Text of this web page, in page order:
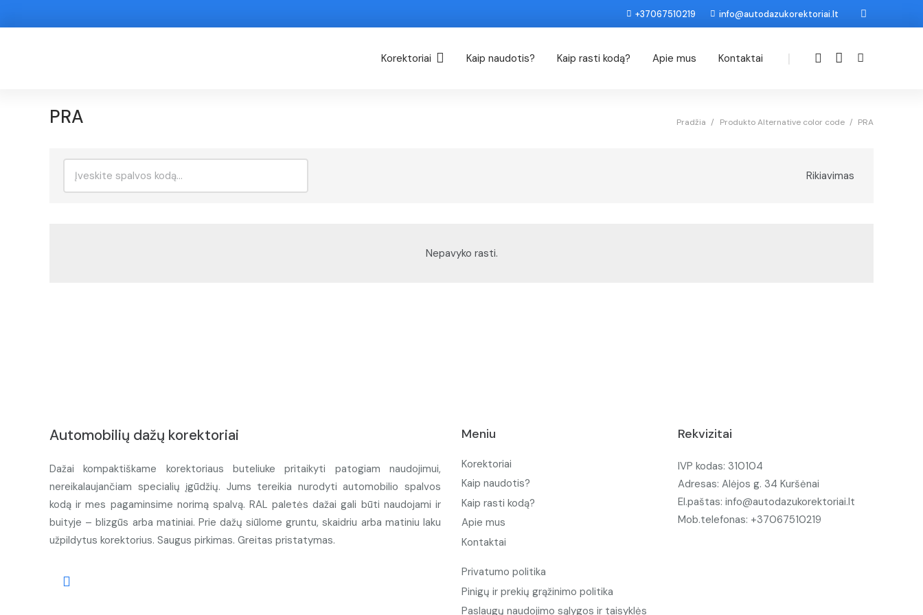
+37067510219 info@autodazukorektoriai.lt
Korektoriai Kaip naudotis? Kaip rasti kodą? Apie mus Kontaktai |
PRA Pradžia / Produkto Alternative color code / PRA
Rikiavimas
Nepavyko rasti.
Automobilių dažų korektoriai
Dažai kompaktiškame korektoriaus buteliuke pritaikyti patogiam naudojimui,
nereikalaujančiam specialių įgūdžių. Jums tereikia nurodyti automobilio spalvos
kodą ir mes pagaminsime norimą spalvą. RAL paletės dažai gali būti naudojami ir
buityje – blizgūs arba matiniai. Prie dažų siūlome gruntu, skaidriu arba matiniu laku
užpildytus korektorius. Saugus pirkimas. Greitas pristatymas.
Meniu
Korektoriai
Kaip naudotis?
Kaip rasti kodą?
Apie mus
Kontaktai
Privatumo politika
Pinigų ir prekių grąžinimo politika
Paslaugų naudojimo sąlygos ir taisyklės
Rekvizitai
IVP kodas: 310104
Adresas: Alėjos g. 34 Kuršėnai
El.paštas: info@autodazukorektoriai.lt
Mob.telefonas: +37067510219